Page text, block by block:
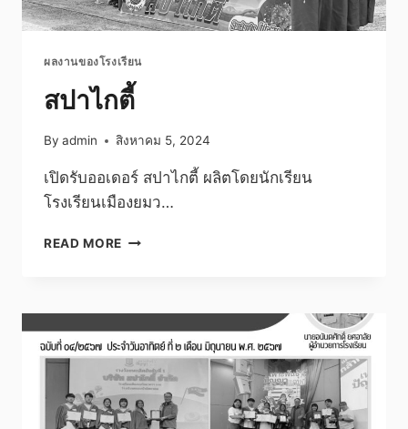
ผลงานของโรงเรียน
สปาไกตี้
By admin สิงหาคม 5, 2024
เปิดรับออเดอร์ สปาไกตี้ ผลิตโดยนักเรียน
โรงเรียนเมืองยมว…
READ MORE ส